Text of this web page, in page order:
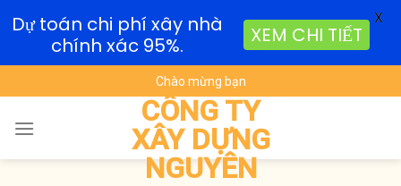
to
content
Chào mừng bạn
CÔNG TY
XÂY DỰNG
NGUYÊN
Dự toán chi phí xây nhà
chính xác 95%.
XEM CHI TIẾT
X